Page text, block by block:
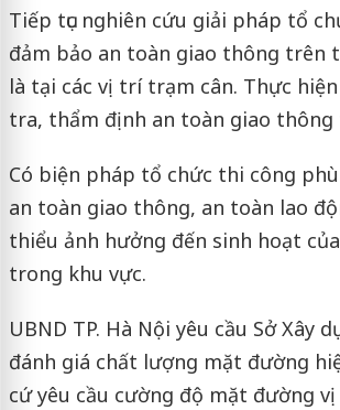
Tiếp tục nghiên cứu giải pháp tổ
đảm bảo an toàn giao thông trên
là tại các vị trí trạm cân. Thực
tra, thẩm định an toàn giao thông
Có biện pháp tổ chức thi công
an toàn giao thông, an toàn lao
thiểu ảnh hưởng đến sinh hoạt
trong khu vực.
UBND TP. Hà Nội yêu cầu Sở Xây
đánh giá chất lượng mặt đường
cứ yêu cầu cường độ mặt đường